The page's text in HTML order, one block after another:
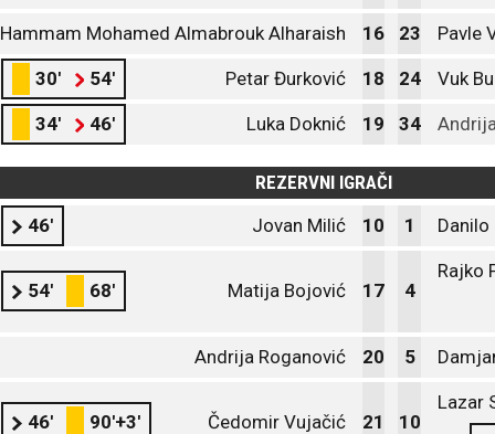
Hammam Mohamed Almabrouk Alharaish 16 23 Pavle
30' 54' Petar Đurković 18 24 Vuk
34' 46' Luka Doknić 19 34
REZERVNI IGRAČI
46'
Jovan Milić 10 1 Danilo
54' 68' Matija Bojović 17 4
Rajko
Andrija Roganović 20 5
46' 90'+3' Čedomir Vujačić 21 10
Lazar